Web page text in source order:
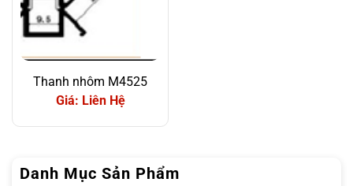
Danh Mục Sản Phẩm
Thanh nhôm M4525
Giá: Liên Hệ